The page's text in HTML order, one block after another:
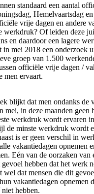
standaard een aantal
Hemelvaartsdag
vrije dagen en andere
werkdruk? Of leiden deze
en daardoor een lagere
in mei 2018 een onderzoek
groep van 1.500
officiële vrije dagen /
men ervaart.
blijkt dat men ondanks de
mei, in deze maanden geen
werkdruk wordt ervaren
de minste werkdruk wordt
is er geen verschil in
vakantiedagen opnemen
Eén van de oorzaken van
hebben dat het werk
dat mensen die dit
vakantiedagen opnemen
hebben.